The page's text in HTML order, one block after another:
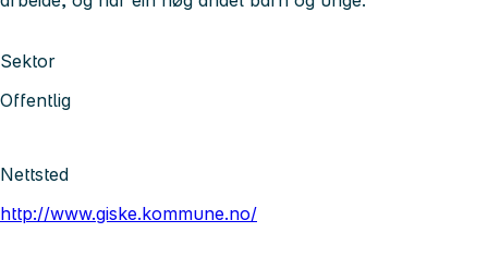
Sektor
Offentlig
Nettsted
http://www.giske.kommune.no/